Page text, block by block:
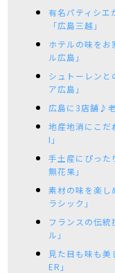
有名パティシエ
「広島三越」
ホテルの味を
ル広島」
シュトーレン
ア広島」
広島に3店舗♪
地産地消にこだ
I」
手土産にぴった
無花果」
素材の味を楽し
ラシック」
フランスの伝統
ル」
見た目も味も
ER」